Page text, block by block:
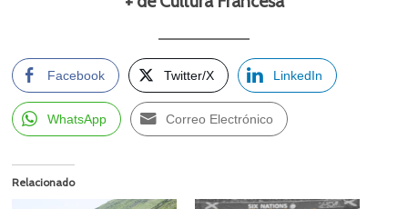
Facebook Twitter/X LinkedIn
WhatsApp Correo Electrónico
Relacionado